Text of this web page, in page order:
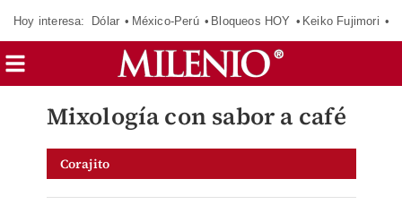
Hoy interesa: Dólar México-Perú Bloqueos HOY Keiko Fujimori
Mixología con sabor a café
Corajito